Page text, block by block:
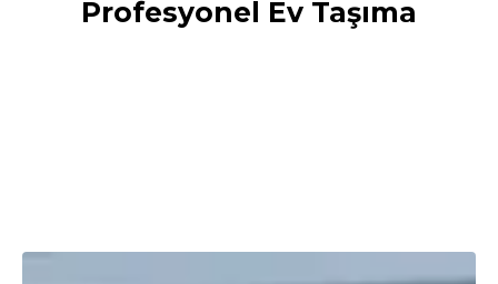
Profesyonel Ev Taşıma